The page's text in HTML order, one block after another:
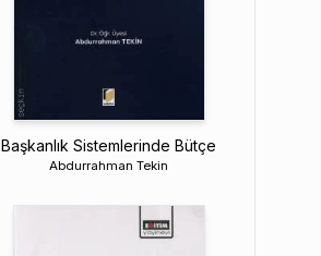
Başkanlık Sistemlerinde Bütçe
Abdurrahman Tekin